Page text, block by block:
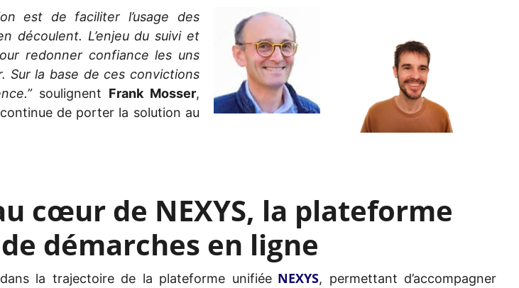
est de faciliter l’usage des
découlent. L’enjeu du suivi et
redonner confiance les uns
Sur la base de ces convictions
soulignent Frank Mosser,
de porter la solution au
cœur de NEXYS, la plateforme
démarches en ligne
dans la trajectoire de la plateforme unifiée NEXYS, permettant d’accompagner